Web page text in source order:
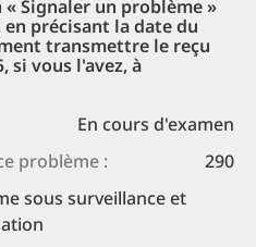
Signaler un problème »
en précisant la date du
transmettre le reçu
si vous l'avez, à
En cours d'examen
problème :
290
sous surveillance et